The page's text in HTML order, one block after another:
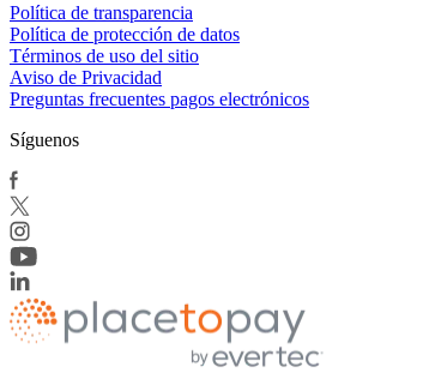
Política de transparencia
Política de protección de datos
Términos de uso del sitio
Aviso de Privacidad
Preguntas frecuentes pagos electrónicos
Síguenos